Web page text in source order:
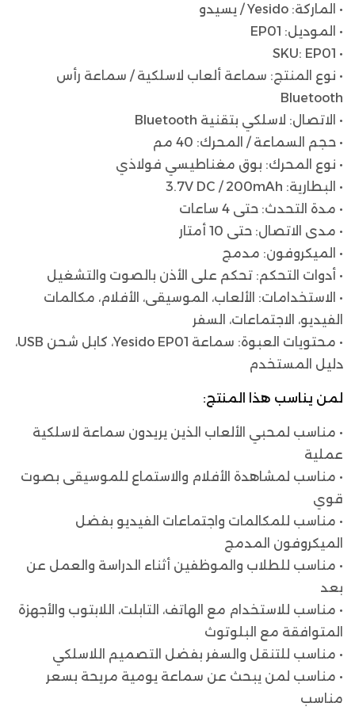
• الماركة: Yesido / يسيدو
• الموديل: EP01
• SKU: EP01
• نوع المنتج: سماعة ألعاب لاسلكية / سماعة رأس
Bluetooth
• الاتصال: لاسلكي بتقنية Bluetooth
• حجم السماعة / المحرك: 40 مم
• نوع المحرك: بوق مغناطيسي فولاذي
• البطارية: 3.7V DC / 200mAh
• مدة التحدث: حتى 4 ساعات
• مدى الاتصال: حتى 10 أمتار
• الميكروفون: مدمج
• أدوات التحكم: تحكم على الأذن بالصوت والتشغيل
• الاستخدامات: الألعاب، الموسيقى، الأفلام، مكالمات
الفيديو، الاجتماعات، السفر
• محتويات العبوة: سماعة Yesido EP01، كابل شحن USB،
دليل المستخدم
لمن يناسب هذا المنتج:
• مناسب لمحبي الألعاب الذين يريدون سماعة لاسلكية
عملية
• مناسب لمشاهدة الأفلام والاستماع للموسيقى بصوت
قوي
• مناسب للمكالمات واجتماعات الفيديو بفضل
الميكروفون المدمج
• مناسب للطلاب والموظفين أثناء الدراسة والعمل عن
بعد
• مناسب للاستخدام مع الهاتف، التابلت، اللابتوب والأجهزة
المتوافقة مع البلوتوث
• مناسب للتنقل والسفر بفضل التصميم اللاسلكي
• مناسب لمن يبحث عن سماعة يومية مريحة بسعر
مناسب